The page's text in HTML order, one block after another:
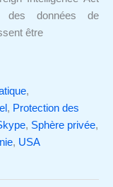
données de
être
,
, Protection des
, Sphère privée,
, USA